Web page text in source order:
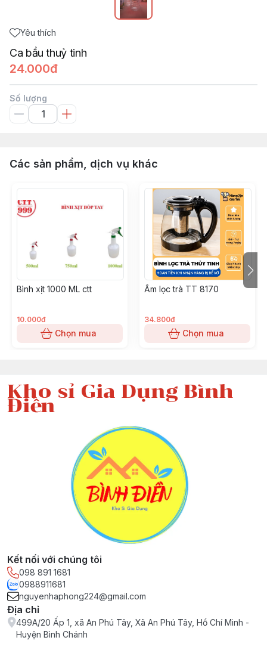
Yêu thích
Ca bầu thuỷ tinh
24.000đ
Số lượng
Các sản phẩm, dịch vụ khác
Bình xịt 1000 ML ctt
10.000đ
Chọn mua
Ấm lọc trà TT 8170
34.800đ
Chọn mua
Kho sỉ Gia Dụng Bình
Điền
Kết nối với chúng tôi
098 891 1681
0988911681
nguyenhaphong224@gmail.com
Địa chỉ
499A/20 Ấp 1, xã An Phú Tây, Xã An Phú Tây, Hồ Chí Minh -
Huyện Bình Chánh